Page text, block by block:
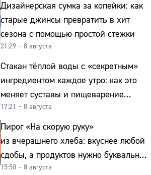
Дизайнерская сумка за копейки: как
старые джинсы превратить в хит
сезона с помощью простой стежки
21:29 – 8 августа
Стакан тёплой воды с «секретным»
ингредиентом каждое утро: как это
меняет суставы и пищеварение
после 50
17:21 – 8 августа
Пирог «На скорую руку»
из вчерашнего хлеба: вкуснее любой
сдобы, а продуктов нужно буквально
копейки
15:50 – 8 августа